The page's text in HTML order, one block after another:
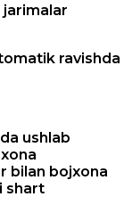
jarimalar
ravishda
ushlab
bilan bojxona
shart